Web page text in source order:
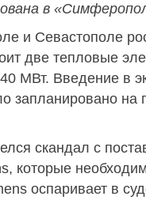
в
и Севастополе
две тепловые
МВт. Введение в
запланировано на
скандал с
которые
оспаривает в